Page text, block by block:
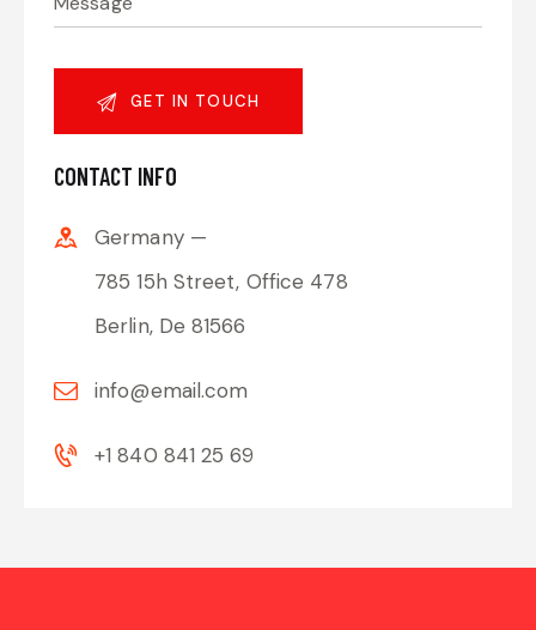
CONTACT INFO
Germany —
785 15h Street, Office 478
Berlin, De 81566
info@email.com
+1 840 841 25 69